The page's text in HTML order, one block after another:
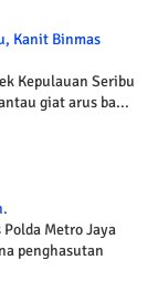
Kanit Binmas
Kepulauan Seribu
giat arus ba...
Polda Metro Jaya
penghasutan